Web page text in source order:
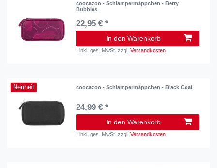
coocazoo - Schlampermäppchen - Berry
Bubbles
22,95 € *
In den Warenkorb
*inkl. ges. MwSt. zzgl.Versandkosten
Neuheit coocazoo - Schlampermäppchen - Black Coal
24,99 € *
In den Warenkorb
*inkl. ges. MwSt. zzgl.Versandkosten